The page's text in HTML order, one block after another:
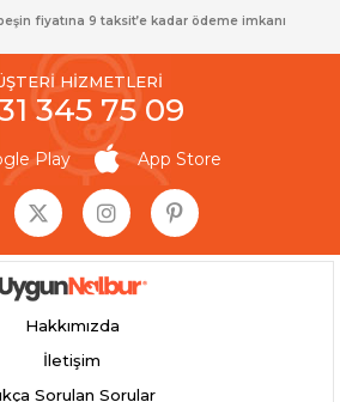
fiyatına 9 taksit’e kadar ödeme imkanı
HİZMETLERİ
345 75 09
Play App Store
Hakkımızda
İletişim
Sorulan Sorular